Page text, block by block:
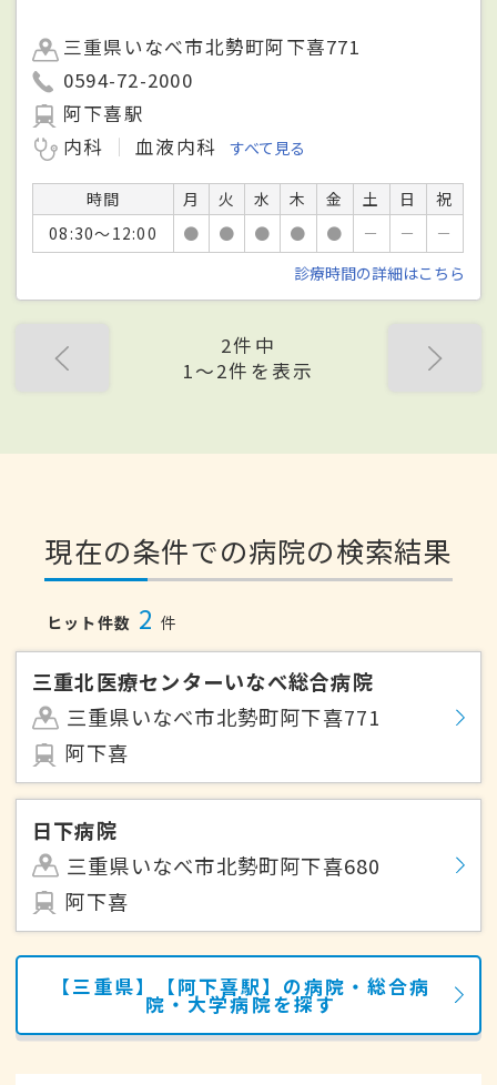
三重県いなべ市北勢町阿下喜771
0594-72-2000
阿下喜駅
内科
血液内科 すべて見る
時間 月 火 水 木 金 土 日
祝
08:30～12:00
● ● ● ● ● － －
－
診療時間の詳細はこちら
2件中
1〜2件を表示
現在の条件での病院の検索結果
ヒット件数 2 件
三重北医療センターいなべ総合病院
三重県いなべ市北勢町阿下喜771
阿下喜
日下病院
三重県いなべ市北勢町阿下喜680
阿下喜
【三重県】【阿下喜駅】の病院・総合病
院・大学病院を探す